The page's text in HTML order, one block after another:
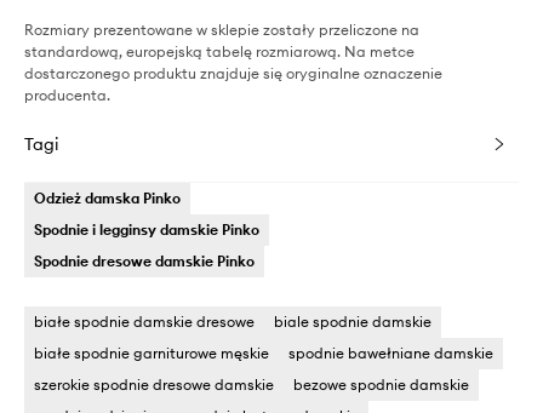
Rozmiary prezentowane w sklepie zostały przeliczone na
standardową, europejską tabelę rozmiarową. Na metce
dostarczonego produktu znajduje się oryginalne oznaczenie
producenta.
Tagi
Odzież damska Pinko
Spodnie i legginsy damskie Pinko
Spodnie dresowe damskie Pinko
białe spodnie damskie dresowe
biale spodnie damskie
białe spodnie garniturowe męskie
spodnie bawełniane damskie
szerokie spodnie dresowe damskie
bezowe spodnie damskie